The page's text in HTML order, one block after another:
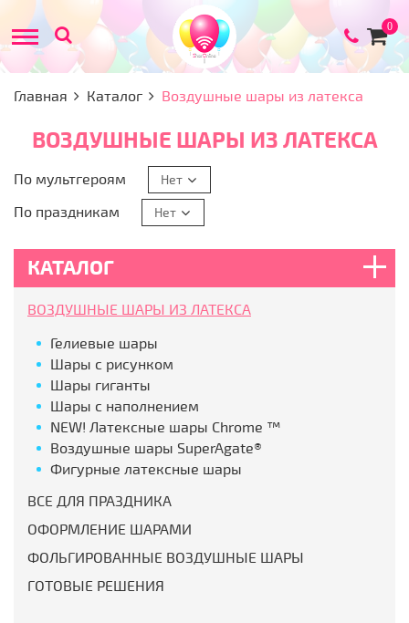
в
0
Главная Каталог Воздушные шары из латекса
ВОЗДУШНЫЕ ШАРЫ ИЗ ЛАТЕКСА
По мультгероям Нет
По праздникам Нет
КАТАЛОГ
ВОЗДУШНЫЕ ШАРЫ ИЗ ЛАТЕКСА
Гелиевые шары
Шары с рисунком
Шары гиганты
Шары с наполнением
NEW! Латексные шары Chrome ™
Воздушные шары SuperAgate®
Фигурные латексные шары
ВСЕ ДЛЯ ПРАЗДНИКА
ОФОРМЛЕНИЕ ШАРАМИ
ФОЛЬГИРОВАННЫЕ ВОЗДУШНЫЕ ШАРЫ
ГОТОВЫЕ РЕШЕНИЯ